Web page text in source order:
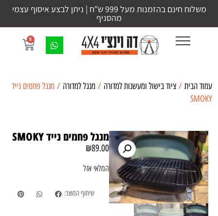
משלוח חינם בהזמנות מעל 999 ש"ח | ניתן לבצע איסוף עצמי
מהסניף
0
עמוד הבית / ציוד בישול ומעשנות למדורה / מנגל למדורה / מנגל פחמים נייד
SMOKY
מנגל פחמים נייד SMOKY
₪89.00
המלאי אזל
שיתוף המוצר: